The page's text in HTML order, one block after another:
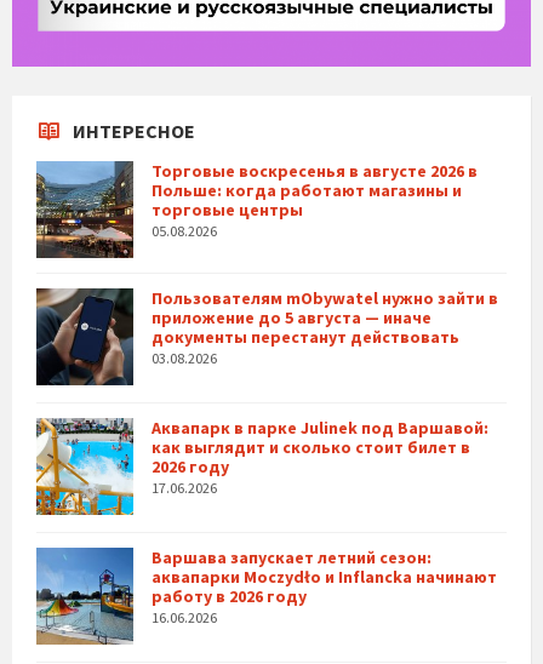
ИНТЕРЕСНОЕ
Торговые воскресенья в августе 2026 в
Польше: когда работают магазины и
торговые центры
05.08.2026
Пользователям mObywatel нужно зайти в
приложение до 5 августа — иначе
документы перестанут действовать
03.08.2026
Аквапарк в парке Julinek под Варшавой:
как выглядит и сколько стоит билет в
2026 году
17.06.2026
Варшава запускает летний сезон:
аквапарки Moczydło и Inflancka начинают
работу в 2026 году
16.06.2026